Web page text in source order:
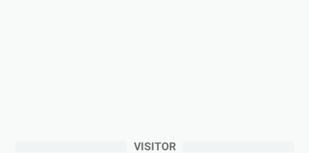
VISITOR